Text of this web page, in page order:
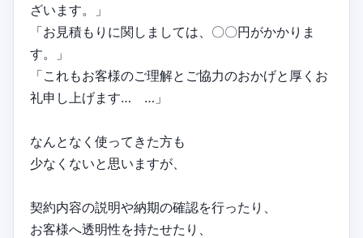
ざいます。」
「お見積もりに関しましては、〇〇円がかかりま
す。」
「これもお客様のご理解とご協力のおかげと厚くお
礼申し上げます… …」
なんとなく使ってきた方も
少なくないと思いますが、
契約内容の説明や納期の確認を行ったり、
お客様へ透明性を持たせたり、